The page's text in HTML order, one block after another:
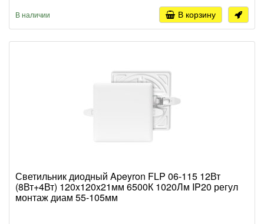
В наличии В корзину
Светильник диодный Apeyron FLP 06-115 12Вт
(8Вт+4Вт) 120x120x21мм 6500К 1020Лм IP20 регул
монтаж диам 55-105мм